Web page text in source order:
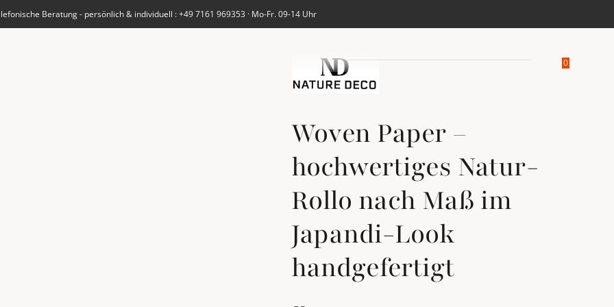
Beratung - persönlich & individuell : +49 7161 969353 · Mo-Fr. 09-14 Uhr
Suche öffnen
Suche öffnen 0
Woven Paper –
hochwertiges Natur-
Rollo nach Maß im
Japandi-Look
handgefertigt